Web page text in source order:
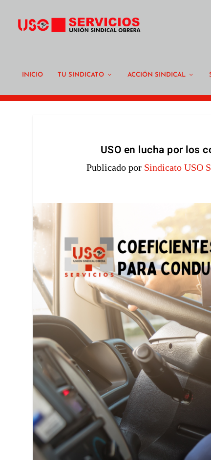
INICIO TU SINDICATO ACCIÓN SINDICAL
USO en lucha por los
Publicado por Sindicato USO